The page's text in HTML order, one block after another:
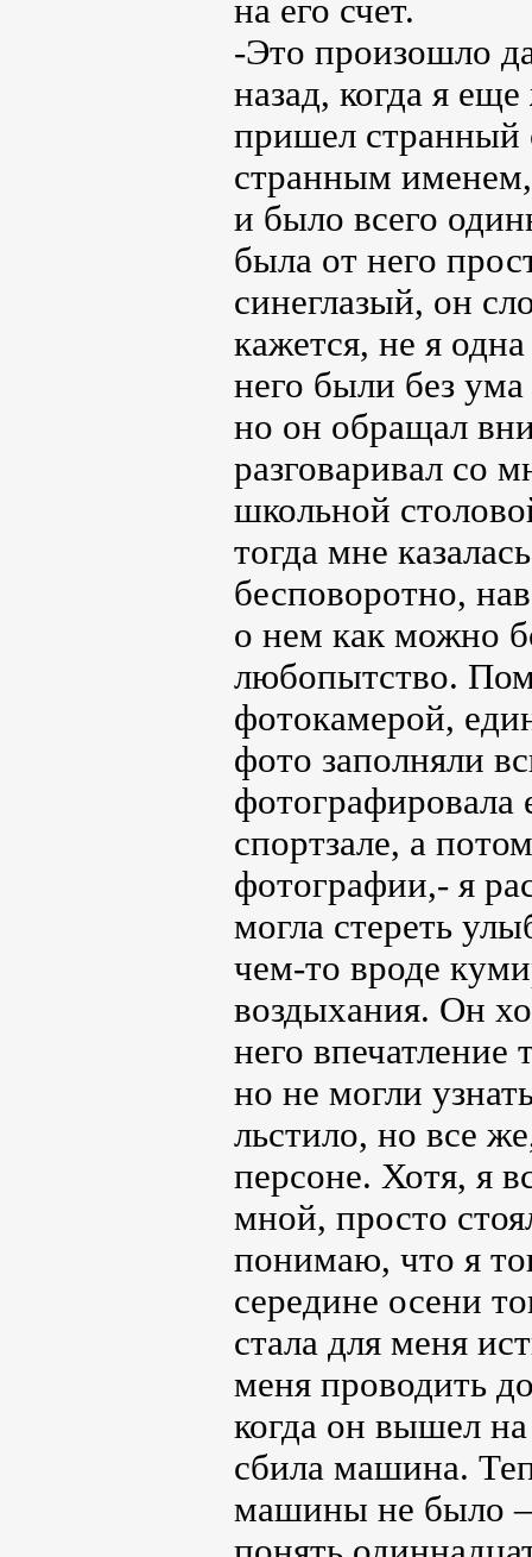
на его счет.
-Это произошло
назад, когда я
пришел странный
странным
и было всего
была от него
синеглазый, он
кажется, не я
него были без
но он обращал
разговаривал со
школьной
тогда мне
бесповоротно,
о нем как можно
любопытство.
фотокамерой,
фото заполняли
фотографировала
спортзале, а
фотографии,- я
могла стереть
чем-то вроде
воздыхания. Он
него впечатление
но не могли
льстило, но все
персоне. Хотя, я
мной, просто
понимаю, что я
середине осени
стала для меня
меня проводить
когда он вышел
сбила машина.
машины не было –